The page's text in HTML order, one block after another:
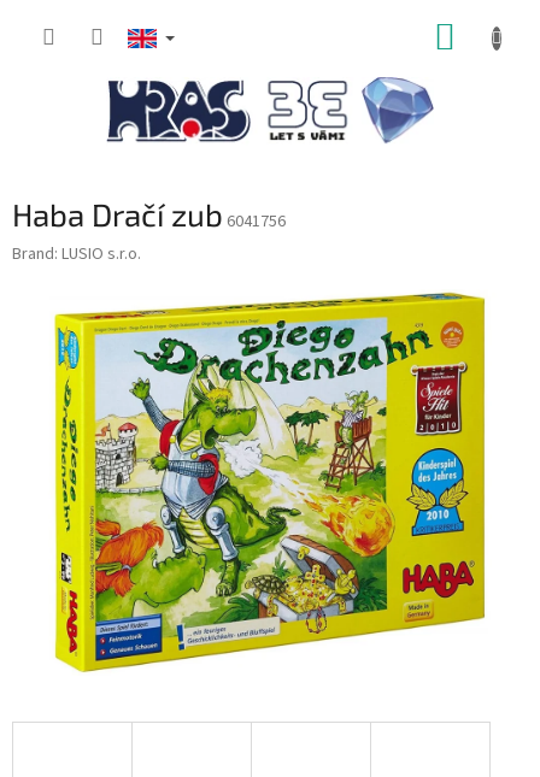
Haba Dračí zub 6041756
Brand: LUSIO s.r.o.